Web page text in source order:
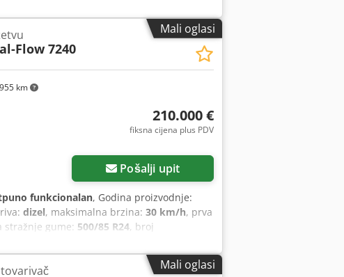
Mali oglasi
km
Flow 7240
210.000 €
fiksna cijena plus PDV
Pošalji upit
funkcionalan, Godina proizvodnje:
dizel, maksimalna brzina: 30 km/h, prva
stražnje gume: 500/85 R24, broj
repcorez, spojka prikolice
IH kombajn AF 7240 sa ST-rotorom Broj
h 6-cilindrični motor Snaga: 366 kW (497
Mali oglasi